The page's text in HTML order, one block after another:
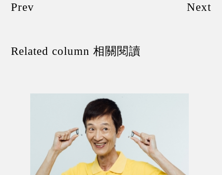
Prev Next
Related column 相關閱讀